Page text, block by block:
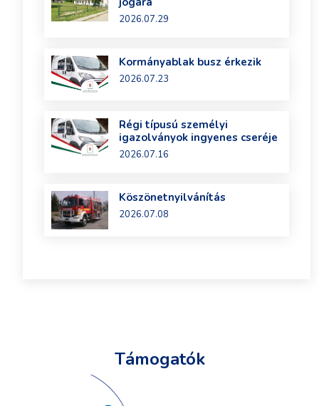
2026.07.29
Kormányablak busz érkezik
2026.07.23
Régi típusú személyi
igazolványok ingyenes cseréje
2026.07.16
Köszönetnyilvánítás
2026.07.08
Támogatók